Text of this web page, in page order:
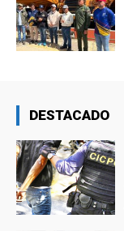
DESTACADO